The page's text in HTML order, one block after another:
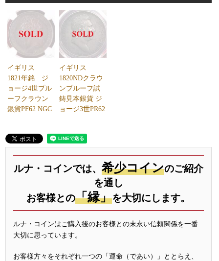
イギリス
1821年銘 ジ
ョージ4世プル
ーフクラウン
銀貨PF62 NGC
イギリス
1820NDクラウ
ンプルーフ試
鋳見本銀貨 ジ
ョージ3世PR62
ルナ・コインでは、 希少コインのご紹介
を通し
お客様との「縁」を大切にします。
ルナ・コインはご購入後のお客様との末永い信頼関係を一番
大切に思っています。
お客様方々をそれぞれ一つの「運命（であい）」ととらえ、